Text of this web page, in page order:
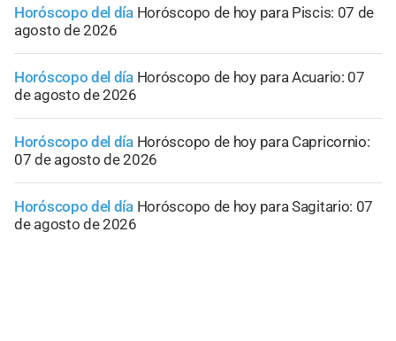
Horóscopo del día Horóscopo de hoy para Piscis: 07 de
agosto de 2026
Horóscopo del día Horóscopo de hoy para Acuario: 07
de agosto de 2026
Horóscopo del día Horóscopo de hoy para Capricornio:
07 de agosto de 2026
Horóscopo del día Horóscopo de hoy para Sagitario: 07
de agosto de 2026